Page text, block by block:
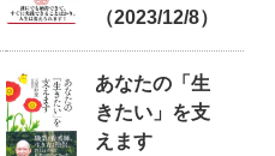
（2023/12/8）
あなたの「生
きたい」を支
えます